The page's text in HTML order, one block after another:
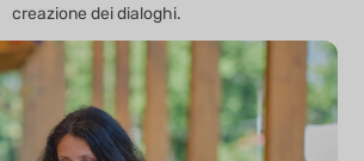
creazione dei dialoghi.